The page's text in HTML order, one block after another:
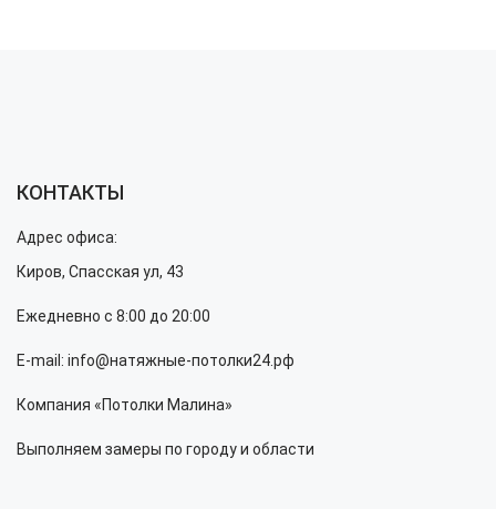
КОНТАКТЫ
Адрес офиса:
Киров, Спасская ул, 43
Ежедневно с 8:00 до 20:00
E-mail: info@натяжные-потолки24.рф
Компания «Потолки Малина»
Выполняем замеры по городу и области